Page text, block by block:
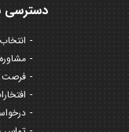
دسترسی
انتخاب